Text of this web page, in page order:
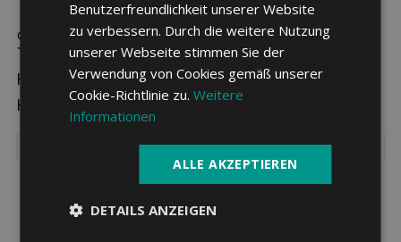
Sparpotenzial in Salvan
Hier sehen Sie die drei günstigsten
Krankenkassen in Salvan.
Benutzerfreundlichkeit unserer Website
zu verbessern. Durch die weitere Nutzung
unserer Webseite stimmen Sie der
Verwendung von Cookies gemäß unserer
Cookie-Richtlinie zu.Weitere
Informationen
ALLE AKZEPTIEREN
DETAILS ANZEIGEN